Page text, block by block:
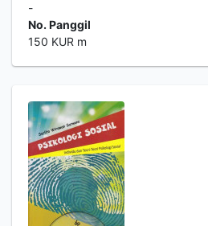
-
No. Panggil
150 KUR m